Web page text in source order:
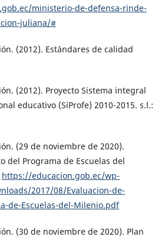
ministerio-de-defensa-rinde-
juliana/#
(2012). Estándares de calidad
(2012). Proyecto Sistema integral
educativo (SíProfe) 2010-2015. s.l.:
(29 de noviembre de 2020).
del Programa de Escuelas del
https://educacion.gob.ec/wp-
2017/08/Evaluacion-de-
de-Escuelas-del-Milenio.pdf
(30 de noviembre de 2020). Plan